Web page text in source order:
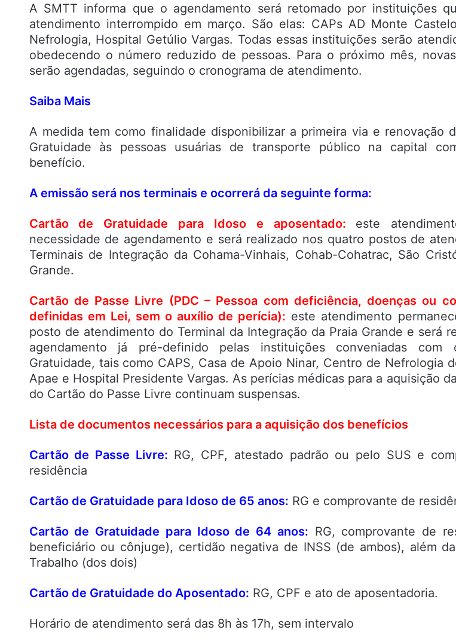
A SMTT informa que o agendamento será retomado por instituições
atendimento interrompido em março. São elas: CAPs AD Monte
Nefrologia, Hospital Getúlio Vargas. Todas essas instituições serão
obedecendo o número reduzido de pessoas. Para o próximo mês,
serão agendadas, seguindo o cronograma de atendimento.
Saiba Mais
A medida tem como finalidade disponibilizar a primeira via e renovação
Gratuidade às pessoas usuárias de transporte público na capital
benefício.
A emissão será nos terminais e ocorrerá da seguinte forma:
Cartão de Gratuidade para Idoso e aposentado: este
necessidade de agendamento e será realizado nos quatro postos de
Terminais de Integração da Cohama-Vinhais, Cohab-Cohatrac, São
Grande.
Cartão de Passe Livre (PDC – Pessoa com deficiência, doenças ou
definidas em Lei, sem o auxílio de perícia): este atendimento
posto de atendimento do Terminal da Integração da Praia Grande e será
agendamento já pré-definido pelas instituições conveniadas
Gratuidade, tais como CAPS, Casa de Apoio Ninar, Centro de Nefrologia
Apae e Hospital Presidente Vargas. As perícias médicas para a aquisição
do Cartão do Passe Livre continuam suspensas.
Lista de documentos necessários para a aquisição dos benefícios
Cartão de Passe Livre: RG, CPF, atestado padrão ou pelo SUS e
residência
Cartão de Gratuidade para Idoso de 65 anos: RG e comprovante de
Cartão de Gratuidade para Idoso de 64 anos: RG, comprovante de
beneficiário ou cônjuge), certidão negativa de INSS (de ambos), além
Trabalho (dos dois)
Cartão de Gratuidade do Aposentado: RG, CPF e ato de aposentadoria.
Horário de atendimento será das 8h às 17h, sem intervalo